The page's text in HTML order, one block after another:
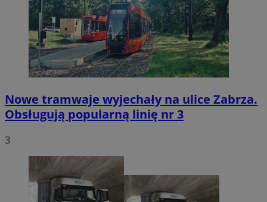
Nowe tramwaje wyjechały na ulice Zabrza.
Obsługują popularną linię nr 3
3